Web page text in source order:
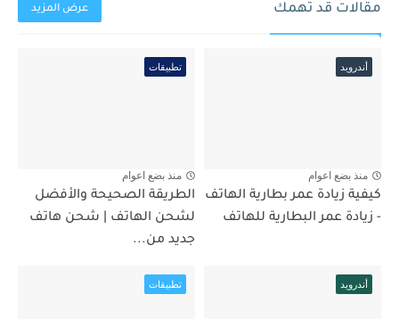
مقالات قد تهمك عرض المزيد
أندرويد
منذ بضع اعوام
كيفية زيادة عمر بطارية الهاتف
- زيادة عمر البطارية للهاتف
تطبيقات
منذ بضع اعوام
الطريقة الصحيحة والأفضل
لشحن الهاتف | شحن هاتف
جديد من...
أندرويد تطبيقات